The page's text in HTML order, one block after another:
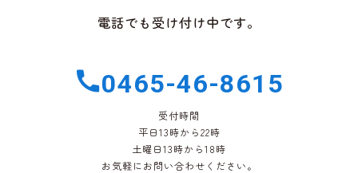
電話でも受け付け中です。
0465-46-8615
受付時間
平日13時から22時
土曜日13時から18時
お気軽にお問い合わせください。